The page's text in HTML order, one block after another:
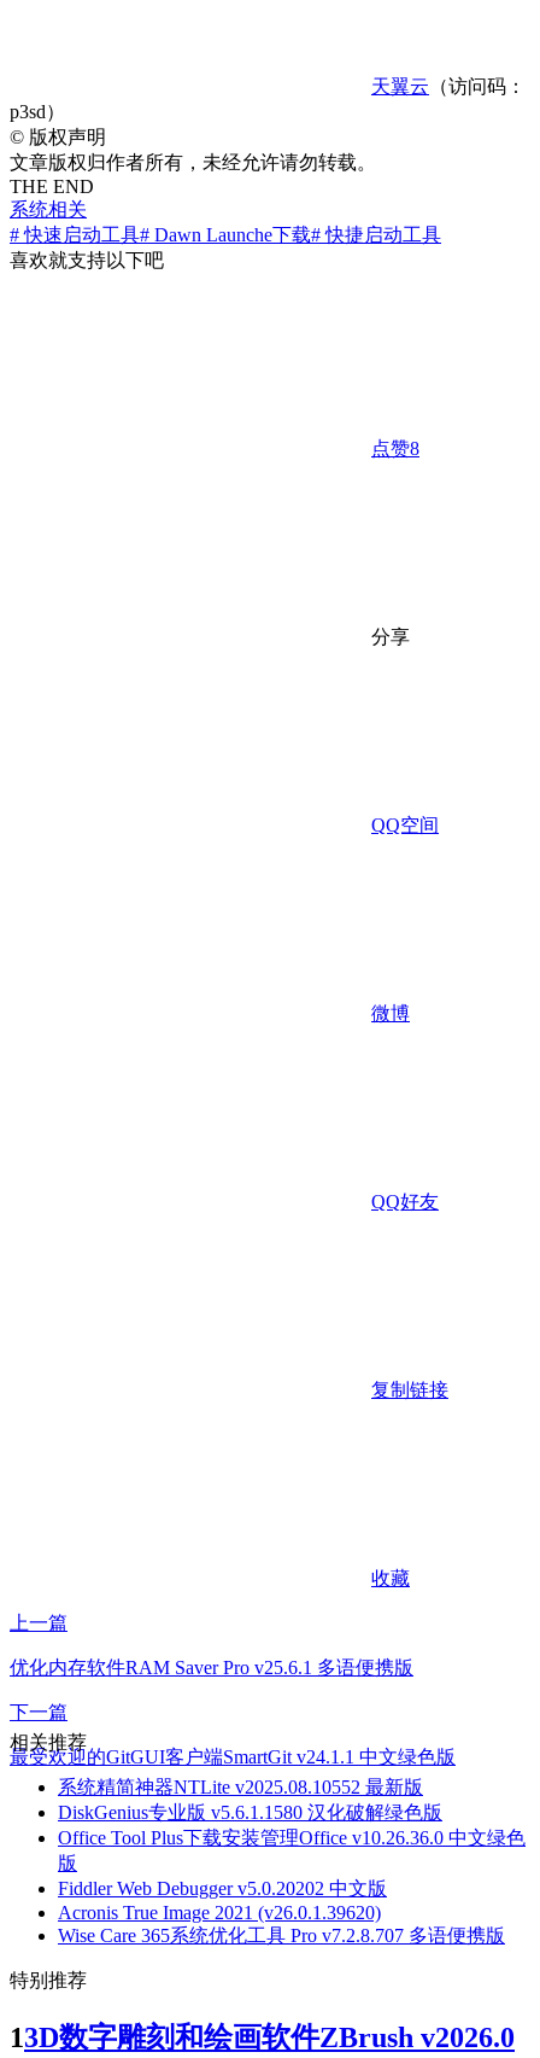
天翼云 （访问码：
p3sd）
© 版权声明
文章版权归作者所有，未经允许请勿转载。
THE END
系统相关
# 快速启动工具# Dawn Launche下载# 快捷启动工具
喜欢就支持以下吧
点赞8
分享
QQ空间
微博
QQ好友
复制链接
收藏
上一篇
优化内存软件RAM Saver Pro v25.6.1 多语便携版
下一篇
最受欢迎的GitGUI客户端SmartGit v24.1.1 中文绿色版
相关推荐
系统精简神器NTLite v2025.08.10552 最新版
DiskGenius专业版 v5.6.1.1580 汉化破解绿色版
Office Tool Plus下载安装管理Office v10.26.36.0 中文绿色
版
Fiddler Web Debugger v5.0.20202 中文版
Acronis True Image 2021 (v26.0.1.39620)
Wise Care 365系统优化工具 Pro v7.2.8.707 多语便携版
特别推荐
13D数字雕刻和绘画软件ZBrush v2026.0